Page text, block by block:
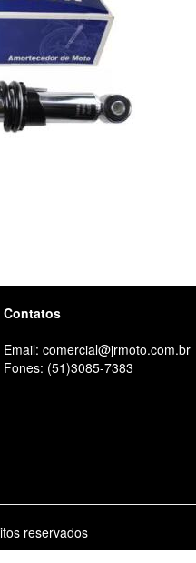
Contatos
Email: comercial@jrmoto.com.br
Fones: (51)3085-7383
reservados